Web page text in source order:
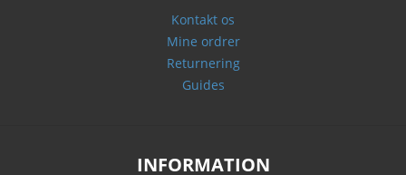
Kontakt os
Mine ordrer
Returnering
Guides
INFORMATION